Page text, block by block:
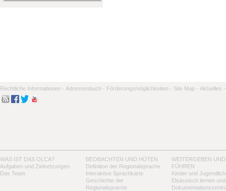
Rechtliche Informationen - Adressenbuch - Förderungsmöglichkeiten - Site Map - Aktuelles -
WAS IST DAS OLCA?
Aufgaben und Zielsetzungen
Das Team
BEOBACHTEN UND HÜTEN
Definition der Regionalsprache
Interaktive Sprachkarte
Geschichte der
Regionalsprache
WEITERGEBEN UND
FÜHREN
Kinder und
Elsässisch lernen